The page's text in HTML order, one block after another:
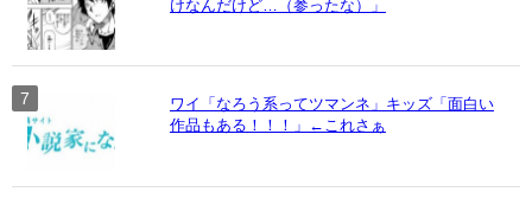
けなんだけど…（参ったな）」
ワイ「なろう系ってツマンネ」キッズ「面白い
作品もある！！！」←これさぁ